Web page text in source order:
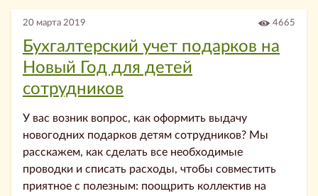
20 марта 2019 4665
Бухгалтерский учет подарков на
Новый Год для детей
сотрудников
У вас возник вопрос, как оформить выдачу
новогодних подарков детям сотрудников? Мы
расскажем, как сделать все необходимые
проводки и списать расходы, чтобы совместить
приятное с полезным: поощрить коллектив на